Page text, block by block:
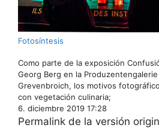
Fotosíntesis
Como parte de la exposición
Georg Berg en la
Grevenbroich, los motivos
con vegetación culinaria;
6. diciembre 2019 17:28
Permalink de la versión